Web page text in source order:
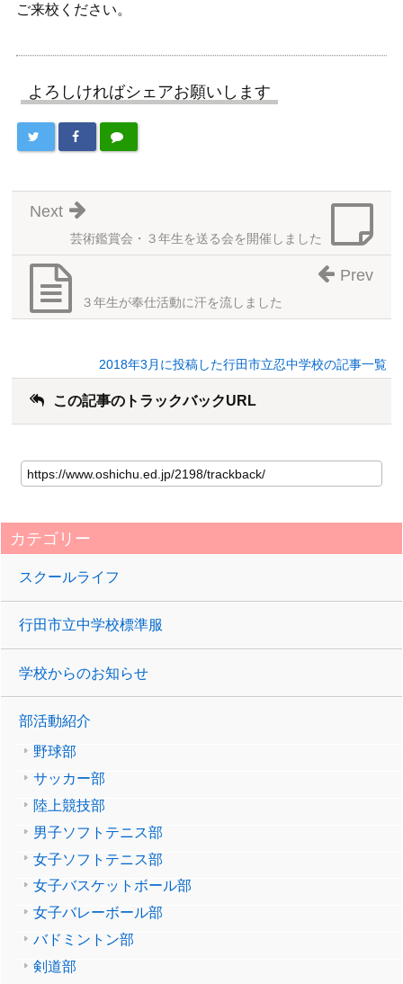
ご来校ください。
よろしければシェアお願いします
芸術鑑賞会・３年生を送る会を開催しました
Next
３年生が奉仕活動に汗を流しました
Prev
2018年3月に投稿した行田市立忍中学校の記事一覧
この記事のトラックバックURL
カテゴリー
スクールライフ
行田市立中学校標準服
学校からのお知らせ
部活動紹介
野球部
サッカー部
陸上競技部
男子ソフトテニス部
女子ソフトテニス部
女子バスケットボール部
女子バレーボール部
バドミントン部
剣道部